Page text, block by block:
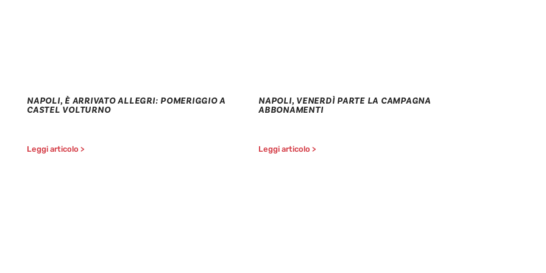
NAPOLI, È ARRIVATO ALLEGRI: POMERIGGIO A
CASTEL VOLTURNO
Leggi articolo >
NAPOLI, VENERDÌ PARTE LA CAMPAGNA
ABBONAMENTI
Leggi articolo >